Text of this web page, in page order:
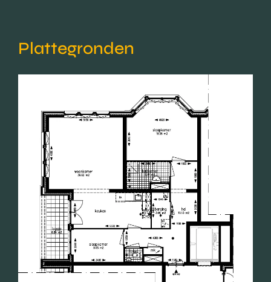
Plattegronden